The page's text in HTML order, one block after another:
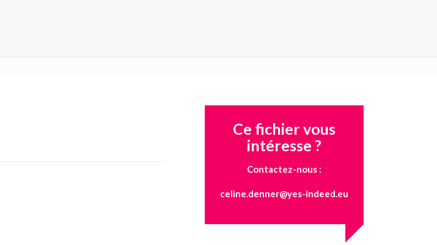
Ce fichier vous
intéresse ?
Contactez-nous :
celine.denner@yes-indeed.eu